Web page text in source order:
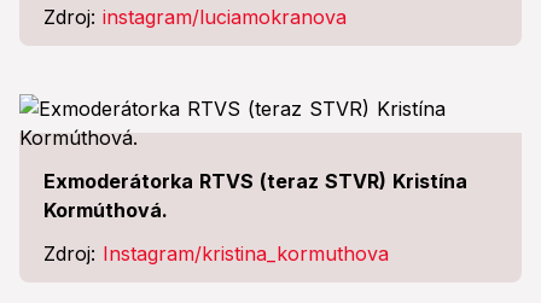
Zdroj: instagram/luciamokranova
Exmoderátorka RTVS (teraz STVR) Kristína
Kormúthová.
Zdroj: Instagram/kristina_kormuthova